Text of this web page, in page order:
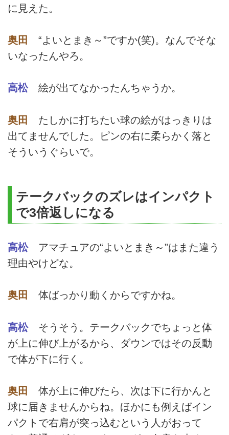
に見えた。
奥田
“よいとまき～”ですか(笑)。なんでそな
いなったんやろ。
高松絵が出てなかったんちゃうか。
奥田
たしかに打ちたい球の絵がはっきりは
出てませんでした。ピンの右に柔らかく落と
そういうぐらいで。
テークバックのズレはインパクト
で3倍返しになる
高松アマチュアの“よいとまき～”はまた違う
理由やけどな。
奥田 体ばっかり動くからですかね。
高松そうそう。テークバックでちょっと体
が上に伸び上がるから、ダウンではその反動
で体が下に行く。
奥田
体が上に伸びたら、次は下に行かんと
球に届きませんからね。ほかにも例えばイン
パクトで右肩が突っ込むという人がおって